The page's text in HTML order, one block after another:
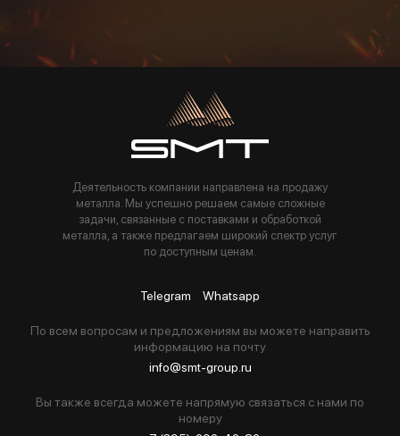
Пользуясь данной формой вы соглашаетесь с политикой компании
Деятельность компании направлена на продажу
металла. Мы успешно решаем самые сложные
задачи, связанные с поставками и обработкой
металла, а также предлагаем широкий спектр услуг
по доступным ценам.
Telegram Whatsapp
По всем вопросам и предложениям вы можете направить
информацию на почту
info@smt-group.ru
Вы также всегда можете напрямую связаться с нами по
номеру